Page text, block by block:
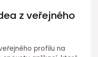
z veřejného
profilu na